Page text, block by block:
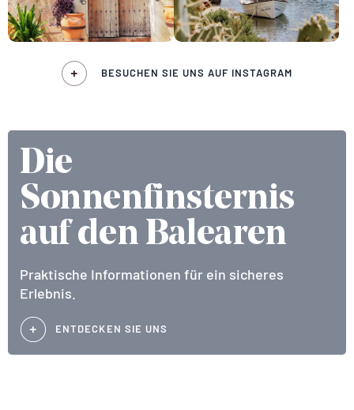
BESUCHEN SIE UNS AUF INSTAGRAM
Die
Sonnenfinsternis
auf den Balearen
Praktische Informationen für ein sicheres
Erlebnis.
ENTDECKEN SIE UNS